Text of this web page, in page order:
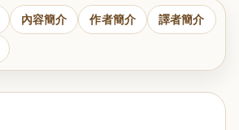
內容簡介 作者簡介 譯者簡介